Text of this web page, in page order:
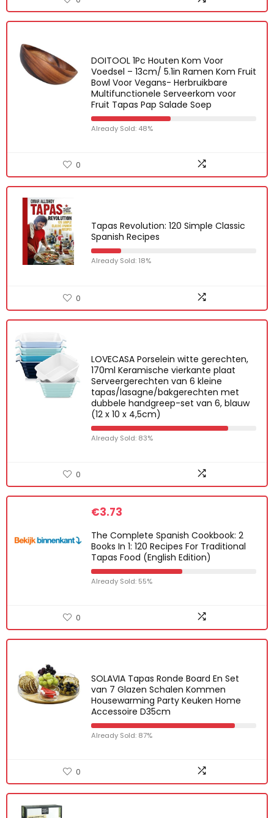
DOITOOL 1Pc Houten Kom Voor
Voedsel – 13cm/ 5.1in Ramen Kom Fruit
Bowl Voor Vegans- Herbruikbare
Multifunctionele Serveerkom voor
Fruit Tapas Pap Salade Soep
Already Sold: 48%
0
Tapas Revolution: 120 Simple Classic
Spanish Recipes
Already Sold: 18%
0
LOVECASA Porselein witte gerechten,
170ml Keramische vierkante plaat
Serveergerechten van 6 kleine
tapas/lasagne/bakgerechten met
dubbele handgreep-set van 6, blauw
(12 x 10 x 4,5cm)
Already Sold: 83%
0
€3.73
The Complete Spanish Cookbook: 2
Books In 1: 120 Recipes For Traditional
Tapas Food (English Edition)
Already Sold: 55%
0
SOLAVIA Tapas Ronde Board En Set
van 7 Glazen Schalen Kommen
Housewarming Party Keuken Home
Accessoire D35cm
Already Sold: 87%
0